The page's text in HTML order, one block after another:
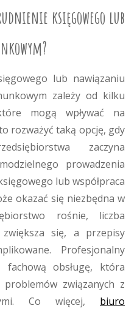
księgowego lub
lub nawiązaniu
zależy od kilku
mogą wpływać na
rozważyć taką opcję, gdy
zaczyna
prowadzenia
lub współpraca
okazać się niezbędna w
rośnie, liczba
się, a przepisy
Profesjonalny
fachową obsługę, która
związanych z
Co więcej, biuro